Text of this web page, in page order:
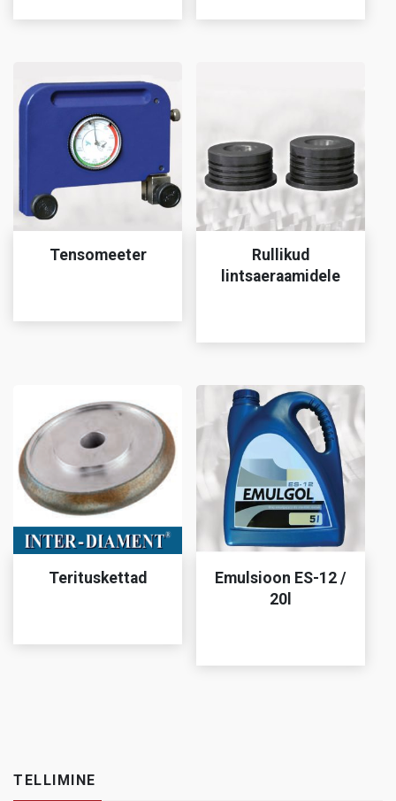
Tensomeeter
Rullikud
lintsaeraamidele
Terituskettad
Emulsioon ES-12 /
20l
TELLIMINE